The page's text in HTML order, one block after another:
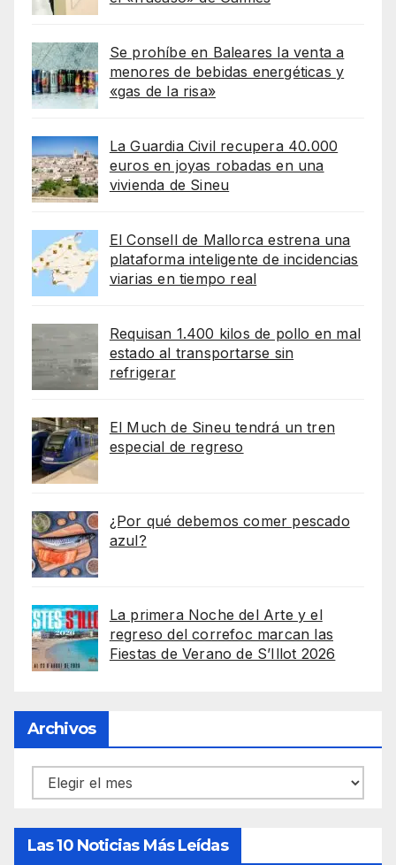
Se prohíbe en Baleares la venta a
menores de bebidas energéticas y
«gas de la risa»
La Guardia Civil recupera 40.000
euros en joyas robadas en una
vivienda de Sineu
El Consell de Mallorca estrena una
plataforma inteligente de incidencias
viarias en tiempo real
Requisan 1.400 kilos de pollo en mal
estado al transportarse sin
refrigerar
El Much de Sineu tendrá un tren
especial de regreso
¿Por qué debemos comer pescado
azul?
La primera Noche del Arte y el
regreso del correfoc marcan las
Fiestas de Verano de S’Illot 2026
Archivos
Archivos
Las 10 Noticias Más Leídas